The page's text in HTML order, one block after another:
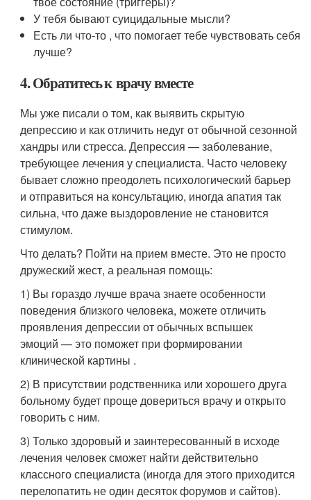
У тебя бывают суицидальные мысли?
Есть ли что-то , что помогает тебе чувствовать себя
лучше?
4. Обратитесь к врачу вместе
Мы уже писали о том, как выявить скрытую
депрессию и как отличить недуг от обычной сезонной
хандры или стресса. Депрессия — заболевание,
требующее лечения у специалиста. Часто человеку
бывает сложно преодолеть психологический барьер
и отправиться на консультацию, иногда апатия так
сильна, что даже выздоровление не становится
стимулом.
Что делать? Пойти на прием вместе. Это не просто
дружеский жест, а реальная помощь:
1) Вы гораздо лучше врача знаете особенности
поведения близкого человека, можете отличить
проявления депрессии от обычных вспышек
эмоций — это поможет при формировании
клинической картины .
2) В присутствии родственника или хорошего друга
больному будет проще довериться врачу и открыто
говорить с ним.
3) Только здоровый и заинтересованный в исходе
лечения человек сможет найти действительно
классного специалиста (иногда для этого приходится
перелопатить не один десяток форумов и сайтов).